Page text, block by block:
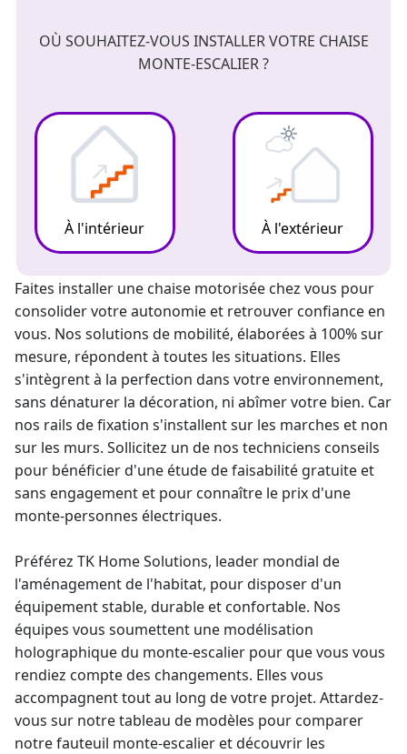
OÙ SOUHAITEZ-VOUS INSTALLER VOTRE CHAISE
MONTE-ESCALIER ?
À l'intérieur À l'extérieur
Faites installer une chaise motorisée chez vous pour
consolider votre autonomie et retrouver confiance en
vous. Nos solutions de mobilité, élaborées à 100% sur
mesure, répondent à toutes les situations. Elles
s'intègrent à la perfection dans votre environnement,
sans dénaturer la décoration, ni abîmer votre bien. Car
nos rails de fixation s'installent sur les marches et non
sur les murs. Sollicitez un de nos techniciens conseils
pour bénéficier d'une étude de faisabilité gratuite et
sans engagement et pour connaître le prix d'une
monte-personnes électriques.
Préférez TK Home Solutions, leader mondial de
l'aménagement de l'habitat, pour disposer d'un
équipement stable, durable et confortable. Nos
équipes vous soumettent une modélisation
holographique du monte-escalier pour que vous vous
rendiez compte des changements. Elles vous
accompagnent tout au long de votre projet. Attardez-
vous sur notre tableau de modèles pour comparer
notrefauteuil monte-escalier et découvrir les